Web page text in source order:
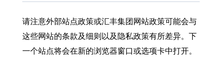
请注意外部站点政策或汇丰集团网站政策可能会与
这些网站的条款及细则以及隐私政策有所差异。下
一个站点将会在新的浏览器窗口或选项卡中打开。